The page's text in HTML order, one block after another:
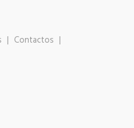
| Contactos |